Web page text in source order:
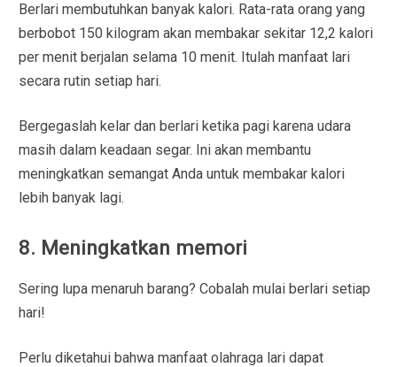
Berlari membutuhkan banyak kalori. Rata-rata orang yang
berbobot 150 kilogram akan membakar sekitar 12,2 kalori
per menit berjalan selama 10 menit. Itulah manfaat lari
secara rutin setiap hari.
Bergegaslah kelar dan berlari ketika pagi karena udara
masih dalam keadaan segar. Ini akan membantu
meningkatkan semangat Anda untuk membakar kalori
lebih banyak lagi.
8. Meningkatkan memori
Sering lupa menaruh barang? Cobalah mulai berlari setiap
hari!
Perlu diketahui bahwa manfaat olahraga lari dapat